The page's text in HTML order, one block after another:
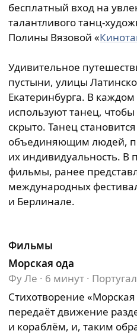
бесплатный вход на
талантливого танц-
Полины Вязовой «
Удивительное
пустыни, улицы
Екатеринбурга. В каждом
используют танец,
скрыто. Танец
объединяющим людей,
их индивидуальность. В
фильмы, ранее
международных
и Берлинале.
Фильмы
Морская ода
Фу Ле · 6 минут ·
Стихотворение
передаёт движение
и кораблём, и, таким